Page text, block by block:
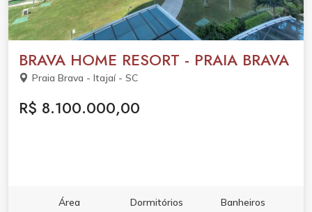
BRAVA HOME RESORT - PRAIA BRAVA
Praia Brava - Itajaí - SC
R$ 8.100.000,00
Área
Dormitórios
Banheiros